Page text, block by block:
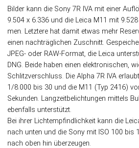
Bilder kann die Sony 7R IVA mit einer
9.504 x 6.336 und die Leica M11 mit
men. Letz­tere hat da­mit etwas mehr
einen nach­träg­lichen Zu­schnitt.
JPEG- oder RAW-Format, die Leica
DNG. Beide haben einen elektronischen,
Schlitzverschluss. Die Alpha 7R IVA
1/8.000 bis 30 und die M11 (Typ 2416)
Sekun­den. Lang­zeit­be­lich­tun­gen mit­tels
eben­falls unterstützt.
Bei ihrer Licht­emp­find­lich­keit kann die
nach unten und die Sony mit ISO 100 bis
nach oben hin überzeugen.